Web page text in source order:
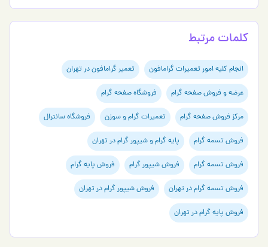
کلمات مرتبط
انجام کلیه امور تعمیرات گرامافون تعمیر گرامافون در تهران
عرضه و فروش صفحه گرام فروشگاه صفحه گرام
مرکز فروش صفحه گرام تعمیرات گرام و سوزن فروشگاه سانترال
فروش تسمه گرام پایه گرام و شیپور گرام در تهران
فروش تسمه گرام فروش شیپور گرام فروش پایه گرام
فروش تسمه گرام در تهران فروش شیپور گرام در تهران
فروش پایه گرام در تهران